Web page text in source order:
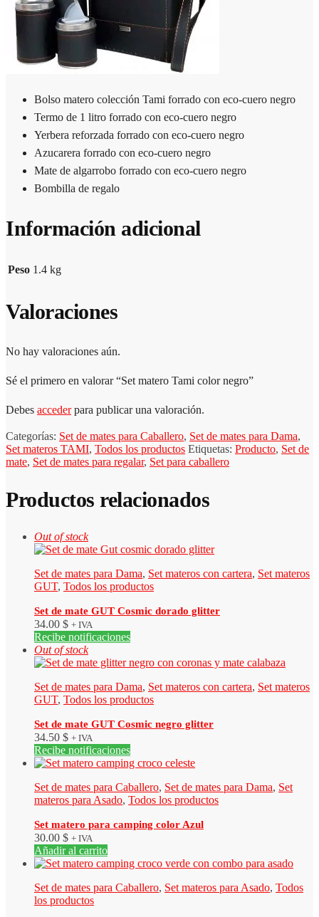
Bolso matero colección Tami forrado con eco-cuero negro
Termo de 1 litro forrado con eco-cuero negro
Yerbera reforzada forrado con eco-cuero negro
Azucarera forrado con eco-cuero negro
Mate de algarrobo forrado con eco-cuero negro
Bombilla de regalo
Información adicional
Peso 1.4 kg
Valoraciones
No hay valoraciones aún.
Sé el primero en valorar “Set matero Tami color negro”
Debes accederpara publicar una valoración.
Categorías: Set de mates para Caballero, Set de mates para Dama,
Set materos TAMI, Todos los productos Etiquetas: Producto, Set de
mate, Set de mates para regalar, Set para caballero
Productos relacionados
Out of stock
Set de mates para Dama, Set materos con cartera, Set materos
GUT, Todos los productos
Set de mate GUT Cosmic dorado glitter
34.00 $ + IVA
Recibe notificaciones
Out of stock
Set de mates para Dama, Set materos con cartera, Set materos
GUT, Todos los productos
Set de mate GUT Cosmic negro glitter
34.50 $ + IVA
Recibe notificaciones
Set de mates para Caballero, Set de mates para Dama, Set
materos para Asado, Todos los productos
Set matero para camping color Azul
30.00 $ + IVA
Añadir al carrito
Set de mates para Caballero, Set materos para Asado, Todos
los productos